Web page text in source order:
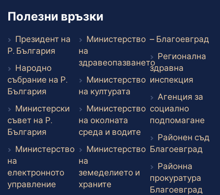
Полезни връзки
Президент на
Р. България Външен линк
Народно
събрание на Р.
България Външен линк
Министерски
съвет на Р.
България Външен линк
Министерство
на
електронното
управление Външен линк
Министерство
на
здравеопазването
Министерство
на културата
Министерство
на околната
среда и водите
Министерство
на
земеделието и
храните Външен линк
– Благоевград
Регионална
здравна
инспекция
Агенция за
социално
подпомагане
Районен съд
Благоевград
Районна
прокуратура
Благоевград